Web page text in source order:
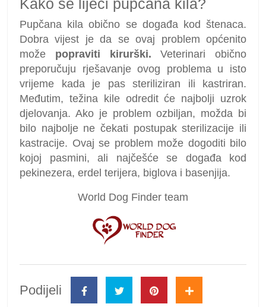
Kako se liječi pupčana kila?
Pupčana kila obično se događa kod štenaca.
Dobra vijest je da se ovaj problem općenito
može popraviti kirurški. Veterinari obično
preporučuju rješavanje ovog problema u isto
vrijeme kada je pas steriliziran ili kastriran.
Međutim, težina kile odredit će najbolji uzrok
djelovanja. Ako je problem ozbiljan, možda bi
bilo najbolje ne čekati postupak sterilizacije ili
kastracije. Ovaj se problem može dogoditi bilo
kojoj pasmini, ali najčešće se događa kod
pekinezera, erdel terijera, biglova i basenjija.
World Dog Finder team
Podijeli